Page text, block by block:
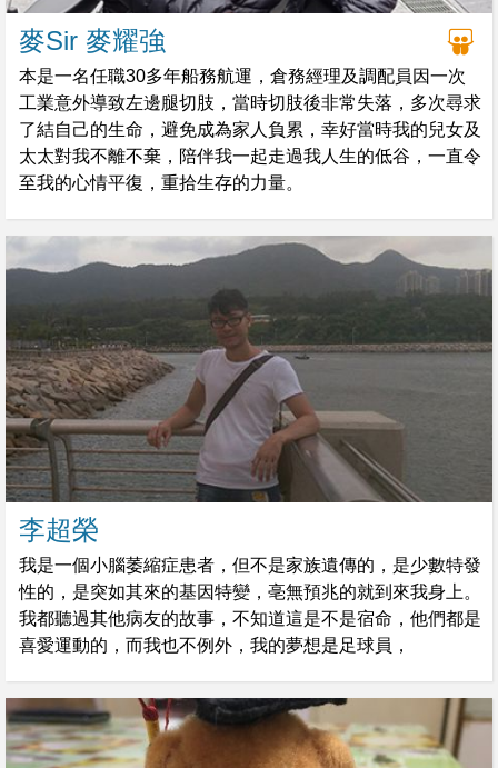
麥Sir 麥耀強
本是一名任職30多年船務航運，倉務經理及調配員因一次
工業意外導致左邊腿切肢，當時切肢後非常失落，多次尋求
了結自己的生命，避免成為家人負累，幸好當時我的兒女及
太太對我不離不棄，陪伴我一起走過我人生的低谷，一直令
至我的心情平復，重拾生存的力量。
李超榮
我是一個小腦萎縮症患者，但不是家族遺傳的，是少數特發
性的，是突如其來的基因特變，亳無預兆的就到來我身上。
我都聽過其他病友的故事，不知道這是不是宿命，他們都是
喜愛運動的，而我也不例外，我的夢想是足球員，